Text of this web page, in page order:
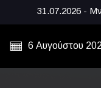
- Μνήμες,
6 Αυγούστου